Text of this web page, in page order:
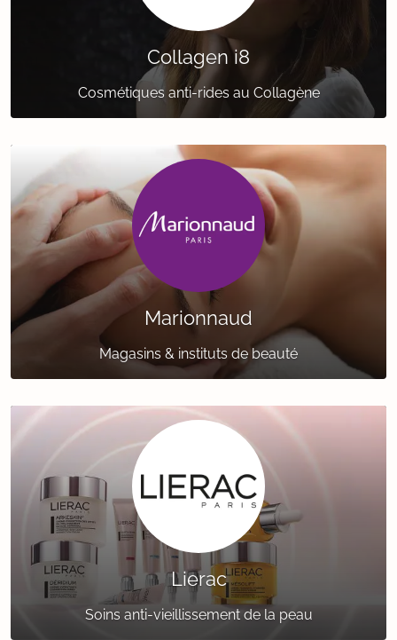
Collagen i8
Cosmétiques anti-rides au Collagène
Marionnaud
Magasins & instituts de beauté
Lierac
Soins anti-vieillissement de la peau